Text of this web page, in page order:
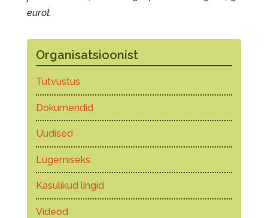
eurot.
Organisatsioonist
Tutvustus
Dokumendid
Uudised
Lugemiseks
Kasulikud lingid
Videod